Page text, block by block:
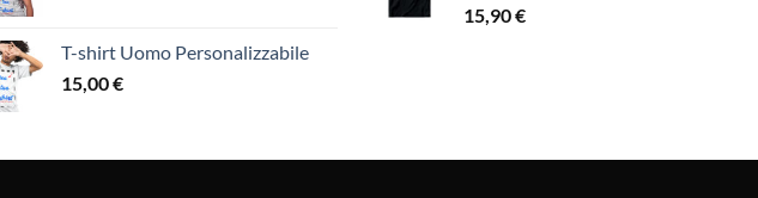
T-shirt Uomo Personalizzabile
15,00€
15,90€